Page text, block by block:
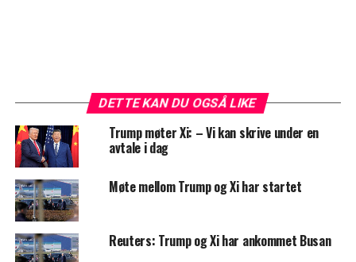
DETTE KAN DU OGSÅ LIKE
Trump møter Xi: – Vi kan skrive under en
avtale i dag
Møte mellom Trump og Xi har startet
Reuters: Trump og Xi har ankommet Busan